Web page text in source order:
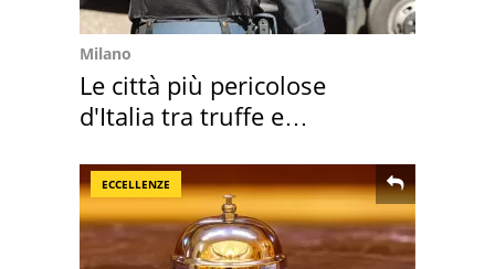
Milano
Le città più pericolose
d'Italia tra truffe e
ECCELLENZE